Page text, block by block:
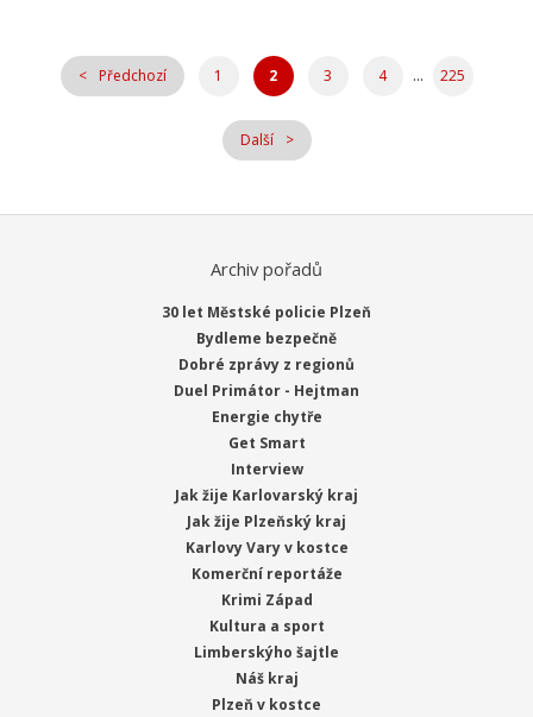
Předchozí 1 2 3 4 ... 225
Další
Archiv pořadů
30 let Městské policie Plzeň
Bydleme bezpečně
Dobré zprávy z regionů
Duel Primátor - Hejtman
Energie chytře
Get Smart
Interview
Jak žije Karlovarský kraj
Jak žije Plzeňský kraj
Karlovy Vary v kostce
Komerční reportáže
Krimi Západ
Kultura a sport
Limberskýho šajtle
Náš kraj
Plzeň v kostce